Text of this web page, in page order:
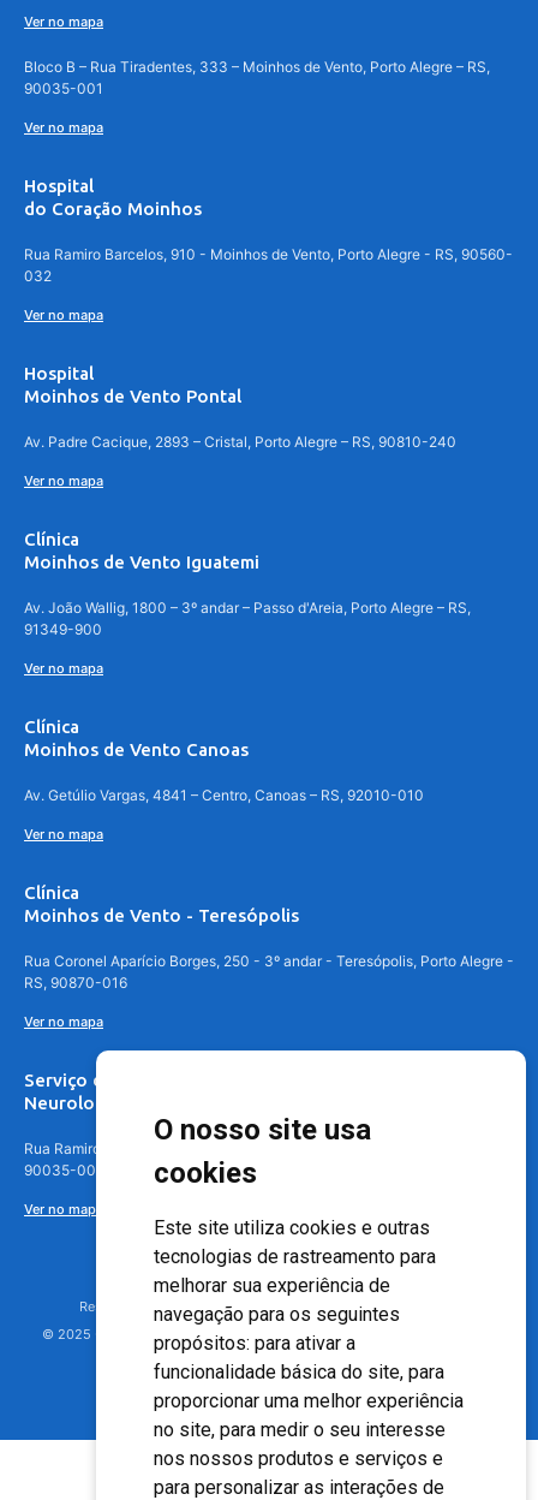
O nosso site usa
cookies
Este site utiliza cookies e outras
tecnologias de rastreamento para
melhorar sua experiência de
navegação para os seguintes
propósitos: para ativar a
funcionalidade básica do site, para
proporcionar uma melhor experiência
no site, para medir o seu interesse
nos nossos produtos e serviços e
para personalizar as interações de
Ver no mapa
Bloco B – Rua Tiradentes, 333 – Moinhos de Vento, Porto Alegre – RS,
90035-001
Ver no mapa
Hospital
do Coração Moinhos
Rua Ramiro Barcelos, 910 - Moinhos de Vento, Porto Alegre - RS, 90560-
032
Ver no mapa
Hospital
Moinhos de Vento Pontal
Av. Padre Cacique, 2893 – Cristal, Porto Alegre – RS, 90810-240
Ver no mapa
Clínica
Moinhos de Vento Iguatemi
Av. João Wallig, 1800 – 3º andar – Passo d'Areia, Porto Alegre – RS,
91349-900
Ver no mapa
Clínica
Moinhos de Vento Canoas
Av. Getúlio Vargas, 4841 – Centro, Canoas – RS, 92010-010
Ver no mapa
Clínica
Moinhos de Vento - Teresópolis
Rua Coronel Aparício Borges, 250 - 3º andar - Teresópolis, Porto Alegre -
RS, 90870-016
Ver no mapa
Serviço de
Neurologia
Rua Ramiro Barcelos, 630 – 5º andar – Floresta, Porto Alegre – RS,
90035-001
Ver no mapa
Responsável Técnico: Dr. Luiz Antonio Nasi - CREMERS 11217
© 2025 - Hospital Moinhos de Vento - Registro Empresa (CRM-RS): 425